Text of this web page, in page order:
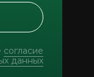
согласие
данных